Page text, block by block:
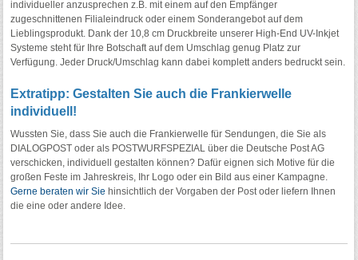
individueller anzusprechen z.B. mit einem auf den Empfänger
zugeschnittenen Filialeindruck oder einem Sonderangebot auf dem
Lieblingsprodukt. Dank der 10,8 cm Druckbreite unserer High-End UV-Inkjet
Systeme steht für Ihre Botschaft auf dem Umschlag genug Platz zur
Verfügung. Jeder Druck/Umschlag kann dabei komplett anders bedruckt sein.
Extratipp: Gestalten Sie auch die Frankierwelle
individuell!
Wussten Sie, dass Sie auch die Frankierwelle für Sendungen, die Sie als
DIALOGPOST oder als POSTWURFSPEZIAL über die Deutsche Post AG
verschicken, individuell gestalten können? Dafür eignen sich Motive für die
großen Feste im Jahreskreis, Ihr Logo oder ein Bild aus einer Kampagne.
Gerne beraten wir Sie hinsichtlich der Vorgaben der Post oder liefern Ihnen
die eine oder andere Idee.